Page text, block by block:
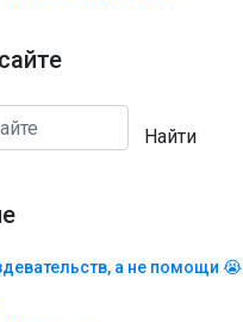
Найти
а не помощи 😭